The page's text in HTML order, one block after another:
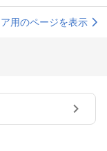
用のページを表示